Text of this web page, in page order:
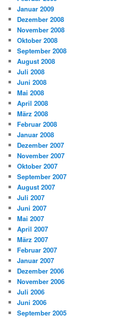
Januar 2009
Dezember 2008
November 2008
Oktober 2008
September 2008
August 2008
Juli 2008
Juni 2008
Mai 2008
April 2008
März 2008
Februar 2008
Januar 2008
Dezember 2007
November 2007
Oktober 2007
September 2007
August 2007
Juli 2007
Juni 2007
Mai 2007
April 2007
März 2007
Februar 2007
Januar 2007
Dezember 2006
November 2006
Juli 2006
Juni 2006
September 2005